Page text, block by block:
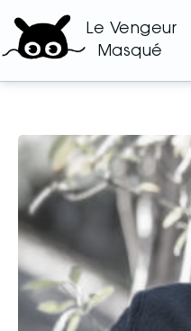
Le Vengeur
Masqué